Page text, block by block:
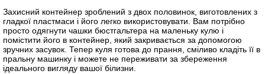
Захисний контейнер зроблений з двох половинок, виготовлених з
гладкої пластмаси і його легко використовувати. Вам потрібно
просто одягнути чашки бюстгальтера на маленьку кулю і
помістити його в контейнер, який закривається за допомогою
зручних засувок. Тепер куля готова до прання, сміливо кладіть її в
пральну машинку і можете не переживати за збереження
ідеального вигляду вашої білизни.